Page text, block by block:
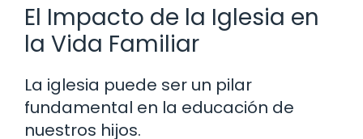
El Impacto de la Iglesia en
la Vida Familiar
La iglesia puede ser un pilar
fundamental en la educación de
nuestros hijos.